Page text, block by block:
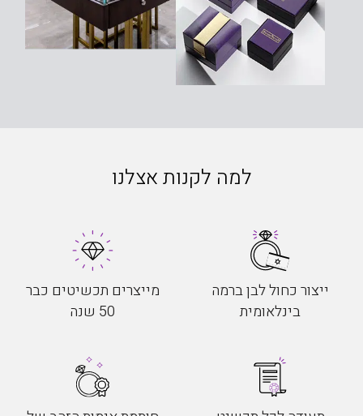
למה לקנות אצלנו
ייצור כחול לבן ברמה
בינלאומית
מייצרים תכשיטים כבר
50 שנה